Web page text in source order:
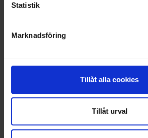
Statistik
Marknadsföring
Tillåt alla cookies
Tillåt urval
KUNDTJÄNST